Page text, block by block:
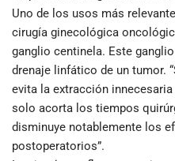
Uno de los usos más
cirugía ginecológica
ganglio centinela. Este
drenaje linfático de un tumor.
evita la extracción
solo acorta los tiempos
disminuye notablemente los
postoperatorios”.